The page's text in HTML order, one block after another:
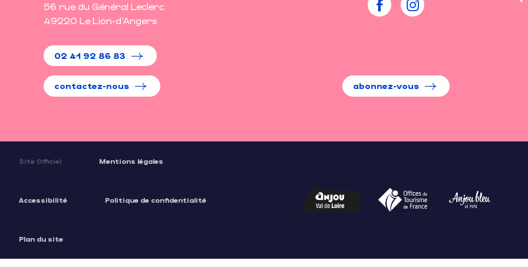
56 rue du Général Leclerc
49220 Le Lion-d'Angers
02 41 92 86 83
contactez-nous abonnez-vous
Site Officiel Mentions légales
Accessibilité Politique de confidentialité
Plan du site